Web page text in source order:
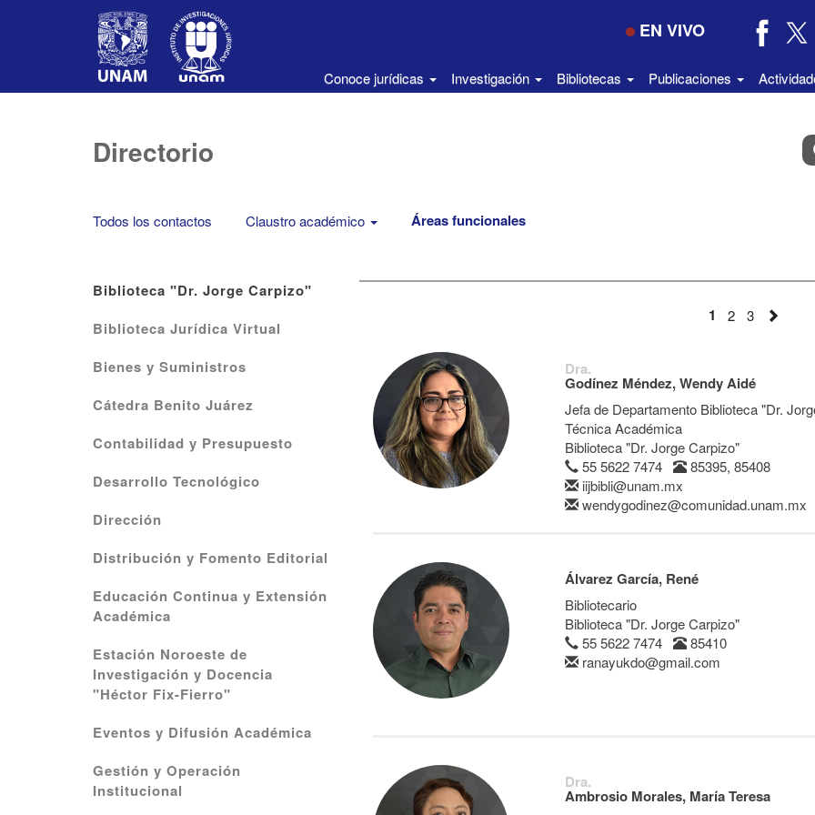
EN VIVO
Conoce jurídicas Investigación Bibliotecas Publicaciones
Directorio
Todos los contactos Claustro académico Áreas funcionales
Biblioteca "Dr. Jorge Carpizo"
Biblioteca Jurídica Virtual
Bienes y Suministros
Cátedra Benito Juárez
Contabilidad y Presupuesto
Desarrollo Tecnológico
Dirección
Distribución y Fomento Editorial
Educación Continua y Extensión
Académica
Estación Noroeste de
Investigación y Docencia
"Héctor Fix-Fierro"
Eventos y Difusión Académica
Gestión y Operación
Institucional
1 2 3
Dra.
Godínez Méndez, Wendy Aidé
Jefa de Departamento Biblioteca "Dr.
Técnica Académica
Biblioteca "Dr. Jorge Carpizo"
55 5622 7474
85395, 85408
iijbibli@unam.mx
wendygodinez@comunidad.unam.mx
Álvarez García, René
Bibliotecario
Biblioteca "Dr. Jorge Carpizo"
55 5622 7474
85410
ranayukdo@gmail.com
Dra.
Ambrosio Morales, María Teresa